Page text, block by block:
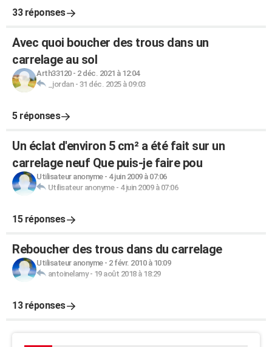
33 réponses
Avec quoi boucher des trous dans un
carrelage au sol
Arth33120- 2 déc. 2021 à 12:04
_jordan- 31 déc. 2025 à 09:03
5 réponses
Un éclat d'environ 5 cm² a été fait sur un
carrelage neuf Que puis-je faire pou
Utilisateur anonyme- 4 juin 2009 à 07:06
Utilisateur anonyme- 4 juin 2009 à 07:06
15 réponses
Reboucher des trous dans du carrelage
Utilisateur anonyme- 2 févr. 2010 à 10:09
antoinelamy- 19 août 2018 à 18:29
13 réponses